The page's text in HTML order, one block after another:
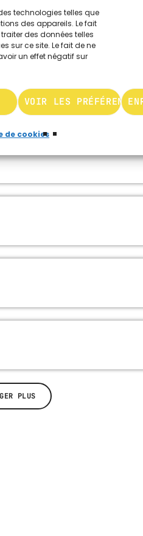
technologies telles que
des appareils. Le fait
des données telles
sur ce site. Le fait de ne
un effet négatif sur
VOIR LES PRÉFÉRENCES
de cookies
PLUS